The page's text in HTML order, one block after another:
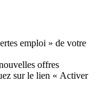
emploi » de votre
offres
sur le lien « Activer